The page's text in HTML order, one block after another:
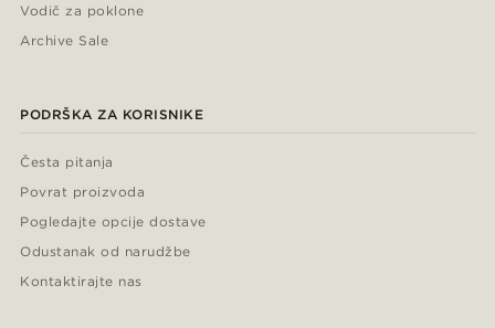
Vodič za poklone
Archive Sale
PODRŠKA ZA KORISNIKE
Česta pitanja
Povrat proizvoda
Pogledajte opcije dostave
Odustanak od narudžbe
Kontaktirajte nas